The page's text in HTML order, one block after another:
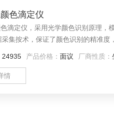
色滴定仪
滴定仪，采用光学颜色识别原理，
集按术，保证了颜色识别的精准度
24935 产品价格：面议 厂商性质：
情